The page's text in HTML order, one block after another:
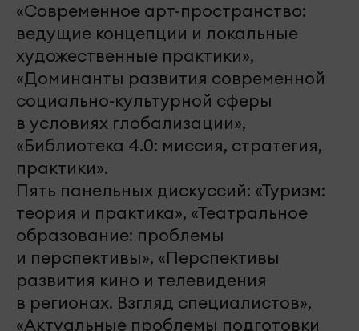
«Современное арт-пространство:
ведущие концепции и локальные
художественные практики»,
«Доминанты развития современной
социально-культурной сферы
в условиях глобализации»,
«Библиотека 4.0: миссия, стратегия,
практики».
Пять панельных дискуссий: «Туризм:
теория и практика», «Театральное
образование: проблемы
и перспективы», «Перспективы
развития кино и телевидения
в регионах. Взгляд специалистов»,
«Актуальные проблемы подготовки